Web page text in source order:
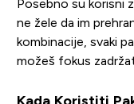
Posebno su korisni
ne žele da im
kombinacije, svaki
možeš fokus